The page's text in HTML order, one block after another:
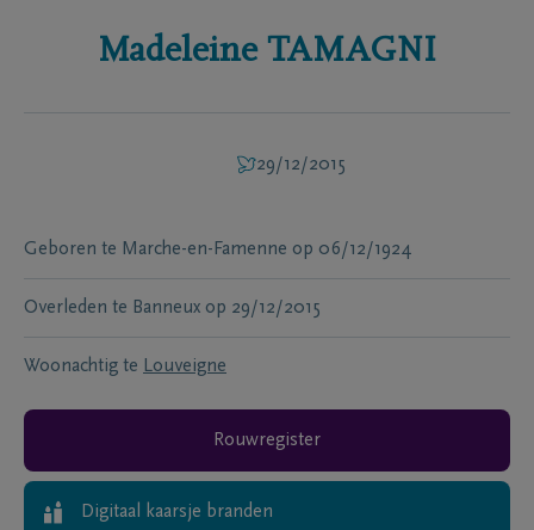
Madeleine TAMAGNI
29/12/2015
Geboren te Marche-en-Famenne op 06/12/1924
Overleden te Banneux op 29/12/2015
Woonachtig te Louveigne
Rouwregister
Digitaal kaarsje branden